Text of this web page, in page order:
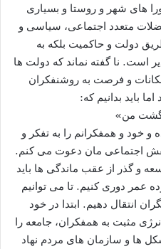
های شهر و روستا و بسیاری
متعدد اجتماعی، سیاسی و
دولت و حاکمیت بلکه به
است. نا گفته نماند که دولت ها
و فرصت به روشنفکران
باید بدانیم که:
من»
و خود و همفکرانم را به تفکر و
نقش اجتماعی مان دعوت می کنم.
و گذر از عقب ماندگی ها باید
عمر دوری کنیم. تا می توانیم
انتقال دهیم. ابتدا در خود
مثبت به همفکران، جامعه را
ها و سازمان های مردم نهاد